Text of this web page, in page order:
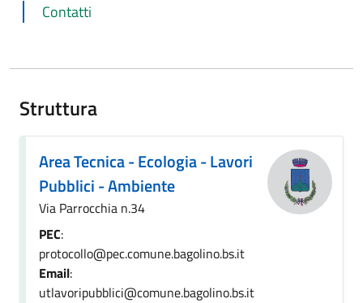
Contatti
Struttura
Area Tecnica - Ecologia - Lavori
Pubblici - Ambiente
Via Parrocchia n.34
PEC:
protocollo@pec.comune.bagolino.bs.it
Email:
utlavoripubblici@comune.bagolino.bs.it